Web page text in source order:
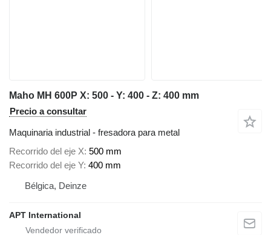
Maho MH 600P X: 500 - Y: 400 - Z: 400 mm
Precio a consultar
Maquinaria industrial - fresadora para metal
Recorrido del eje X 500 mm
Recorrido del eje Y 400 mm
Bélgica, Deinze
APT International